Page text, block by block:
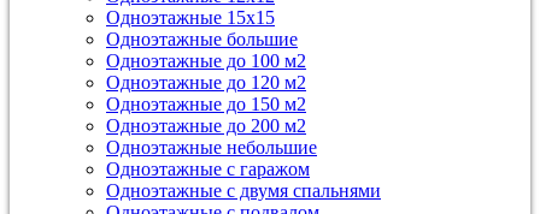
Одноэтажные 15х15
Одноэтажные большие
Одноэтажные до 100 м2
Одноэтажные до 120 м2
Одноэтажные до 150 м2
Одноэтажные до 200 м2
Одноэтажные небольшие
Одноэтажные с гаражом
Одноэтажные с двумя спальнями